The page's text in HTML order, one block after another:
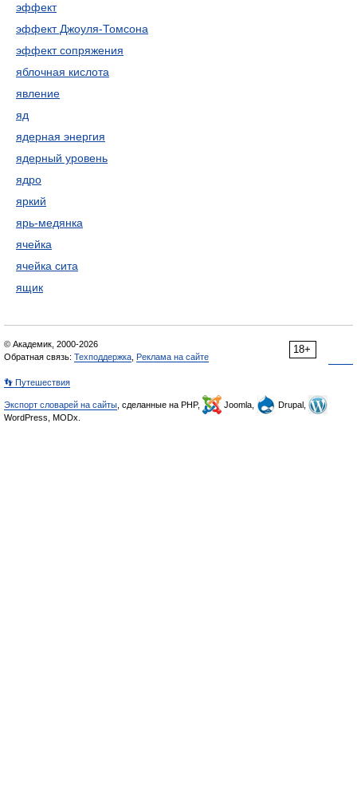
эффект
эффект Джоуля-Томсона
эффект сопряжения
яблочная кислота
явление
яд
ядерная энергия
ядерный уровень
ядро
яркий
ярь-медянка
ячейка
ячейка сита
ящик
18+
© Академик, 2000-2026
Обратная связь: Техподдержка Реклама на сайте
👣 Путешествия
Экспорт словарей на сайты , сделанные на PHP, Joomla,
Drupal,
WordPress, MODx.